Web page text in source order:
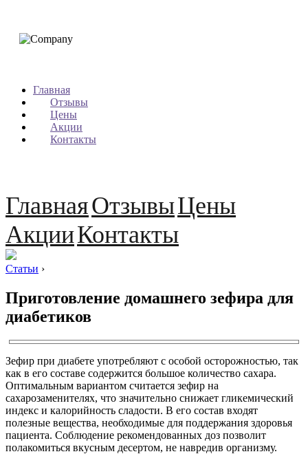
Главная
Отзывы
Цены
Акции
Контакты
ГлавнаяОтзывыЦены
АкцииКонтакты
Статьи ›
Приготовление домашнего зефира для
диабетиков
Зефир при диабете употребляют с особой осторожностью, так
как в его составе содержится большое количество сахара.
Оптимальным вариантом считается зефир на
сахарозаменителях, что значительно снижает гликемический
индекс и калорийность сладости. В его состав входят
полезные вещества, необходимые для поддержания здоровья
пациента. Соблюдение рекомендованных доз позволит
полакомиться вкусным десертом, не навредив организму.